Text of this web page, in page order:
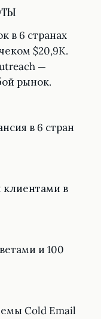
в 6 странах
$20,9K.
—
рынок.
в 6 стран
клиентами в
и 100
Cold Email